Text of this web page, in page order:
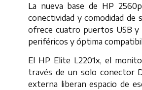
La nueva base de HP
conectividad y comodidad de
ofrece cuatro puertos USB y
periféricos y óptima
El HP Elite L2201x, el
través de un solo conector
externa liberan espacio de